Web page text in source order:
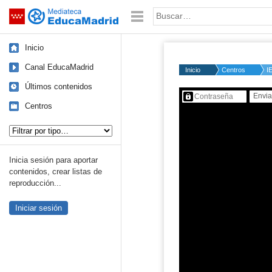
Saltar navegación Palabra o frase:
Inicio
Canal EducaMadrid
Últimos contenidos
Centros
Inicia sesión para aportar
contenidos, crear listas de
reproducción...
Iniciar sesión
Inicio Centros
Contenido protegido…